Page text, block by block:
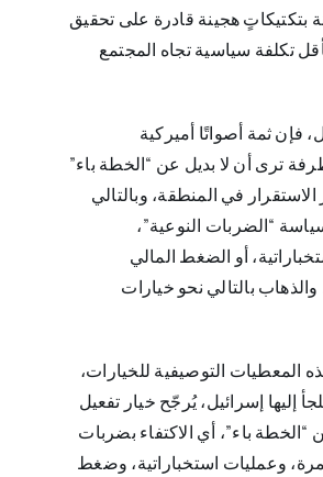
بتكتيكاتٍ هجينة قادرة على تحقيق
تكلفة سياسية تجاه المجتمع
فإن ثمة أصواتًا أميركية
ترى أن لا بديل عن “الخطة باء”
في المنطقة، وبالتالي
“الضربات النوعية”،
أو الضغط المالي
بالتالي نحو خيارات
التوصيفية للخيارات،
إليها إسرائيل، يُرجّح خيار تفعيل
باء”، أي الاكتفاء بضربات
وعمليات استخباراتية، وضغط